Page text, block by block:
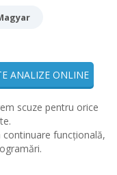
ANALIZE ONLINE
scuze pentru orice
funcțională,